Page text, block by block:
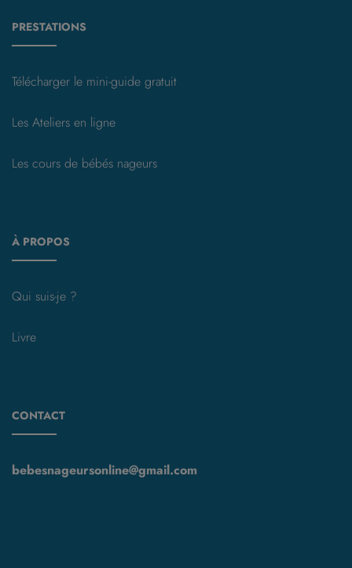
PRESTATIONS
Télécharger le mini-guide gratuit
Les Ateliers en ligne
Les cours de bébés nageurs
À PROPOS
Qui suis-je ?
Livre
CONTACT
bebesnageursonline@gmail.com